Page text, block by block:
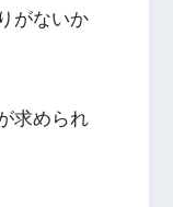
がないか
求められ